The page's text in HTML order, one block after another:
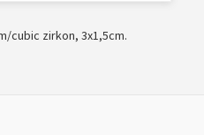
cubic zirkon, 3x1,5cm.